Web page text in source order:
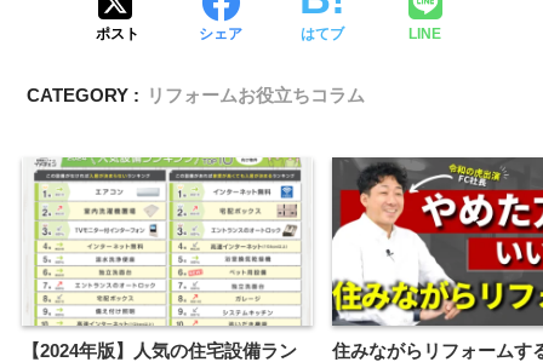
ポスト シェア はてブ LINE
CATEGORY : リフォームお役立ちコラム
【2024年版】人気の住宅設備ラン
住みながらリフォームす